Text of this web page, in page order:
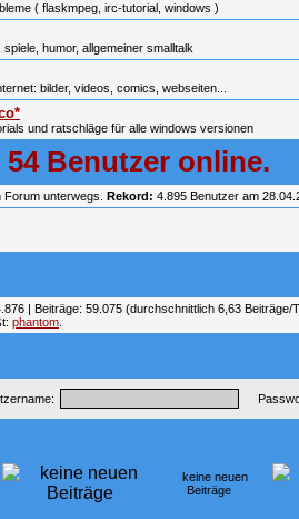
( flaskmpeg, irc-tutorial, windows )
humor, allgemeiner smalltalk
bilder, videos, comics, webseiten...
und ratschläge für alle windows versionen
Benutzer online.
unterwegs. Rekord: 4.895 Benutzer am
| Beiträge: 59.075 (durchschnittlich 6,63 Beiträge/
phantom
keine neuen
Beiträge